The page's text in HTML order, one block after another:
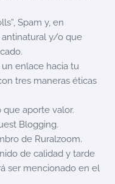
Spam y, en
y/o que
enlace hacia tu
tres maneras éticas
que aporte valor.
Blogging.
de Ruralzoom.
de calidad y tarde
ser mencionado en el